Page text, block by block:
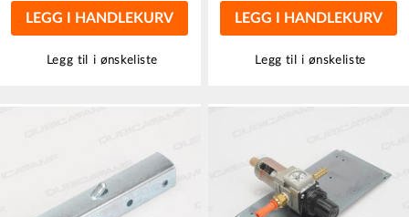
LEGG I HANDLEKURV
Legg til i ønskeliste
LEGG I HANDLEKURV
Legg til i ønskeliste